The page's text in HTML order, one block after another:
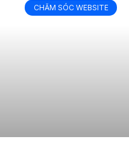
CHĂM SÓC WEBSITE